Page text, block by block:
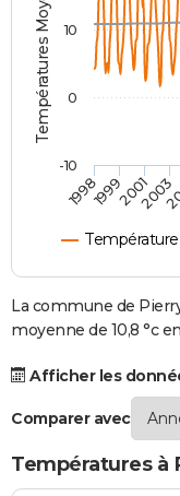
Destinations
City break
Voyage nature
Voyage de noces
Forum
Climat
PHOTO
GUIDES D'ACHAT
BONS PLANS
CARTE DE VOEUX
Carte de Noël
Carte Bonne année
Carte Saint-Valentin
Carte Pâques
Carte d'anniversaire
DICTIONNAIRE
Dictionnaire
Biographies
Citations
Expressions
Proverbes
PROGRAMME TV
S'inscrire
Se connecter
Lycées
Collèges
Primaires
Universités
Entreprises
Service militaire
Avis de recherche
AVIS DE DÉCÈS
FORUM
Bricolage
Lifestyle
Culture
Sport
Auto
Television
Voyage
Cinema
1998199920012003
0
10
-10
La commune de
moyenne de 10,8 °c
Afficher les
Comparer avec
Températures à